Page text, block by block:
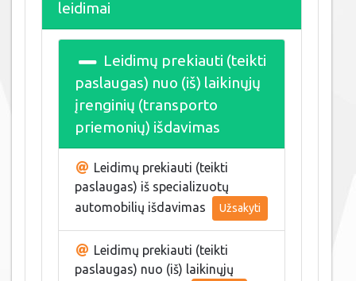
leidimai
Leidimų prekiauti (teikti
paslaugas) nuo (iš) laikinųjų
įrenginių (transporto
priemonių) išdavimas
Leidimų prekiauti (teikti
paslaugas) iš specializuotų
automobilių išdavimas
Užsakyti
Leidimų prekiauti (teikti
paslaugas) nuo (iš) laikinųjų